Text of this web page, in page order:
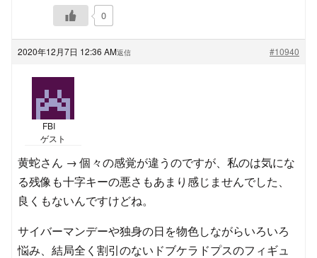
0
2020年12月7日 12:36 AM #10940
返信
FBI
ゲスト
黄蛇さん → 個々の感覚が違うのですが、私のは気にな
る残像も十字キーの悪さもあまり感じませんでした、
良くもないんですけどね。
サイバーマンデーや独身の日を物色しながらいろいろ
悩み、結局全く割引のないドブケラドプスのフィギュ